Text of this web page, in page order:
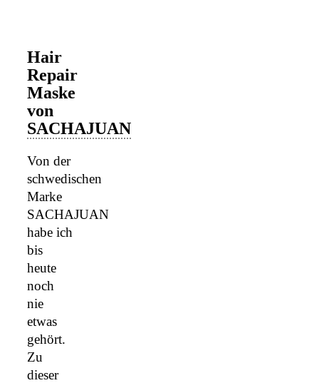
Hair
Repair
Maske
von
SACHAJUAN
Von der
schwedischen
Marke
SACHAJUAN
habe ich
bis
heute
noch
nie
etwas
gehört.
Zu
dieser